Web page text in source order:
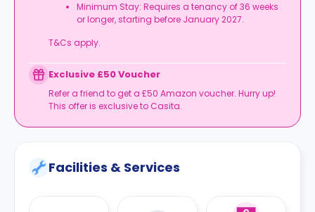
Minimum Stay: Requires a tenancy of 36 weeks
or longer, starting before January 2027.
T&Cs apply.
Exclusive £50 Voucher
Refer a friend to get a £50 Amazon voucher. Hurry up!
This offer is exclusive to Casita.
Facilities & Services